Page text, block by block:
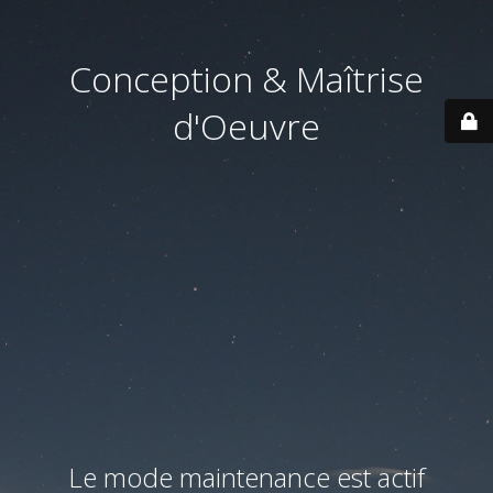
Conception & Maîtrise
d'Oeuvre
Le mode maintenance est actif